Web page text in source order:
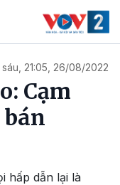
21:05, 26/08/2022
Cạm
bán
hấp dẫn lại là